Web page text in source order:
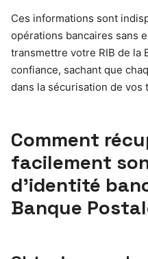
Ces informations sont
opérations bancaires sans
transmettre votre RIB de la
confiance, sachant que
dans la sécurisation de vos
Comment
facilement
d’identité
Banque